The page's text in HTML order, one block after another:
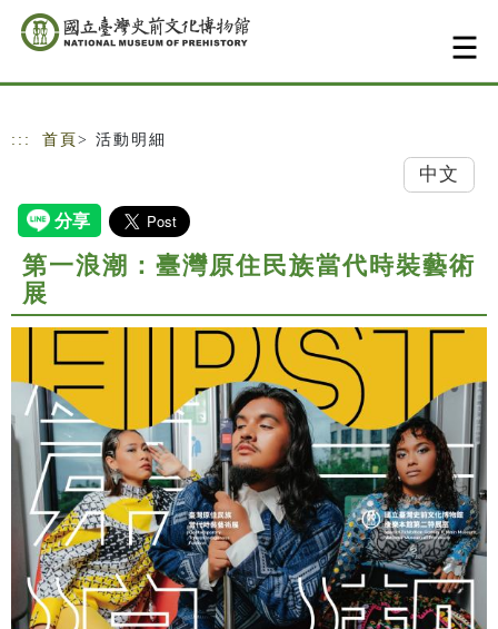
跳到主要內容
網站導覽
::: 首頁 > 活動明細
中文
第一浪潮：臺灣原住民族當代時裝藝術
展